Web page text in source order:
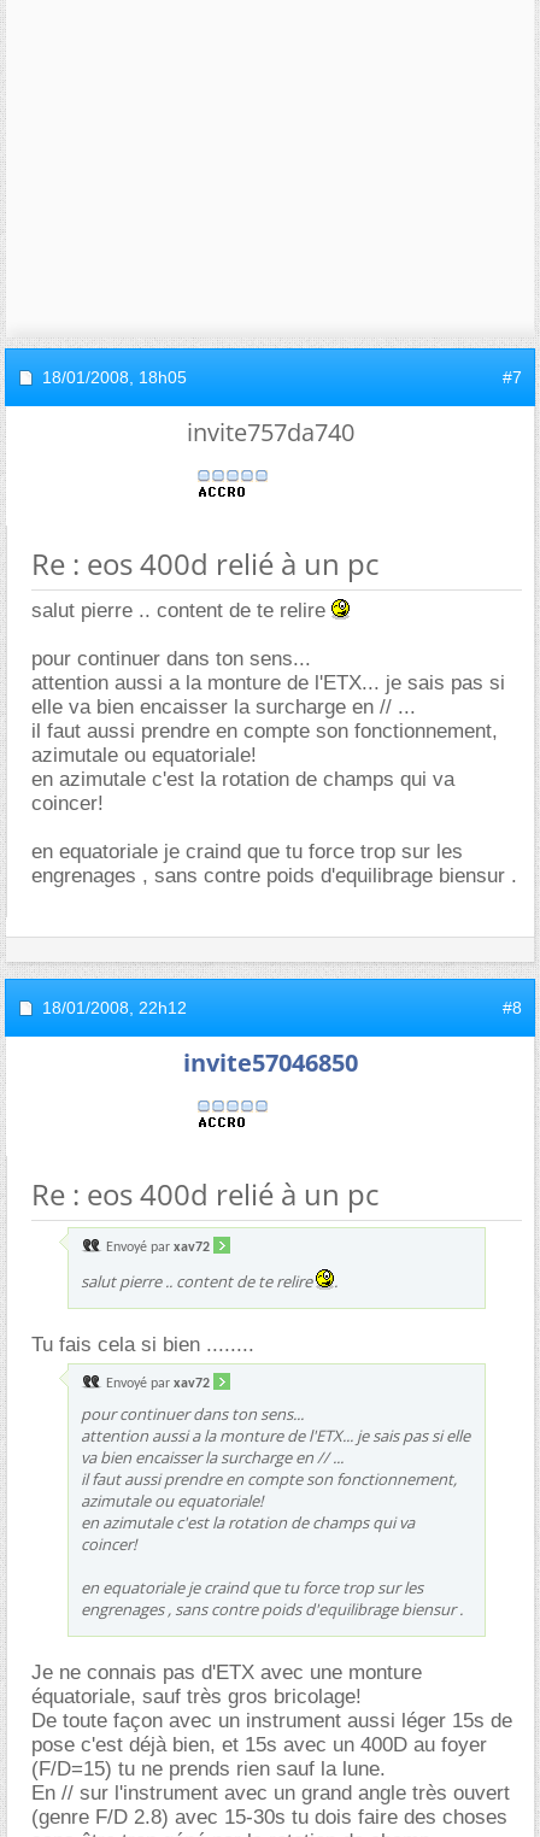
18/01/2008, 18h05 #7
invite757da740
Re : eos 400d relié à un pc
salut pierre .. content de te relire
pour continuer dans ton sens...
attention aussi a la monture de l'ETX... je sais pas si
elle va bien encaisser la surcharge en // ...
il faut aussi prendre en compte son fonctionnement,
azimutale ou equatoriale!
en azimutale c'est la rotation de champs qui va
coincer!
en equatoriale je craind que tu force trop sur les
engrenages , sans contre poids d'equilibrage biensur .
18/01/2008, 22h12 #8
invite57046850
Re : eos 400d relié à un pc
Envoyé par xav72
salut pierre .. content de te relire .
Tu fais cela si bien ........
Envoyé par xav72
pour continuer dans ton sens...
attention aussi a la monture de l'ETX... je sais pas si elle
va bien encaisser la surcharge en // ...
il faut aussi prendre en compte son fonctionnement,
azimutale ou equatoriale!
en azimutale c'est la rotation de champs qui va
coincer!
en equatoriale je craind que tu force trop sur les
engrenages , sans contre poids d'equilibrage biensur .
Je ne connais pas d'ETX avec une monture
équatoriale, sauf très gros bricolage!
De toute façon avec un instrument aussi léger 15s de
pose c'est déjà bien, et 15s avec un 400D au foyer
(F/D=15) tu ne prends rien sauf la lune.
En // sur l'instrument avec un grand angle très ouvert
(genre F/D 2.8) avec 15-30s tu dois faire des choses